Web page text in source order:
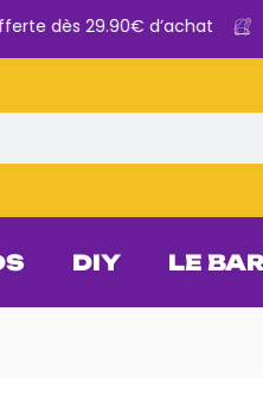
dès 29.90€ d’achat
DIY LE